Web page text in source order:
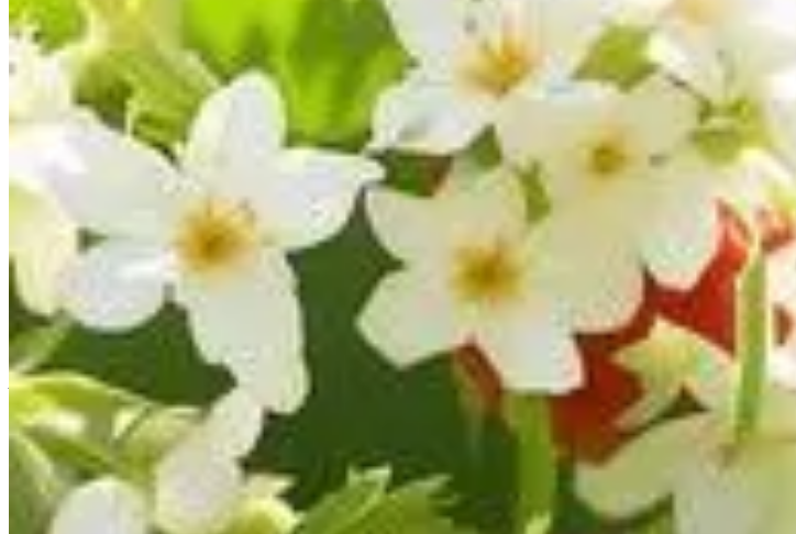
Publié le 22 mai 2025 à 08:30
Pour tous les amateurs de jardinage, l'arrivée des premières fleurs sur vos fraisiers est un moment
pourrait transformer vos efforts de jardinage en une récolte de fraises abondante. Le secret réside
gestes simples suffisent pour maximiser la production de vos fraisiers. Suivez nos conseils pour
Nettoyage des fraisiers et amélioration de la circulation de l'air
Dès l'apparition des premières fleurs, l'un des premiers gestes à entreprendre est le nettoyage de
entraver la circulation de l'air autour de vos plants. Non seulement cela réduit les risques de
pollinisateurs d'accéder aisément aux fleurs. Une plante saine et bien aérée aura toutes les chances
Pourquoi la circulation de l'air est essentielle
Une bonne circulation de l'air autour de vos fraisiers joue un rôle essentiel dans la prévention des
les feuilles et les fruits secs, réduisant les risques de pourrissement. De plus, elle aide à réguler la
journées chaudes de printemps et d'été.
Techniques efficaces pour le nettoyage
Prenez chaque semaine un moment pour inspecter vos fraisiers. Avec des outils propres, éliminez
tiges principales de la plante. Un nettoyage régulier garantira une santé optimale à vos plantes et